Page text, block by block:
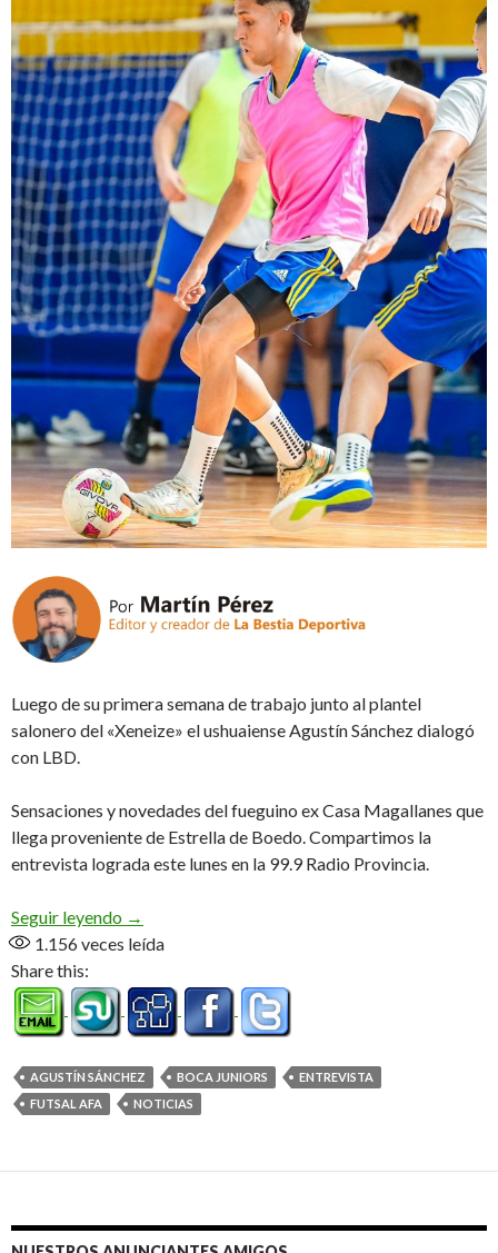
Luego de su primera semana de trabajo junto al plantel
salonero del «Xeneize» el ushuaiense Agustín Sánchez dialogó
con LBD.
Sensaciones y novedades del fueguino ex Casa Magallanes que
llega proveniente de Estrella de Boedo. Compartimos la
entrevista lograda este lunes en la 99.9 Radio Provincia.
Seguir leyendo «Ser parte de Boca Futsal es un sueño» (Audio)
→
1.156veces leída
Share this:
AGUSTÍN SÁNCHEZ BOCA JUNIORS
ENTREVISTA
FUTSAL AFA
NOTICIAS